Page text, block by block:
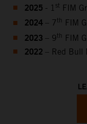
2025 - 1 st FIM
2024 – 7 th FIM
2023 – 9th FIM
2022 – Red Bull